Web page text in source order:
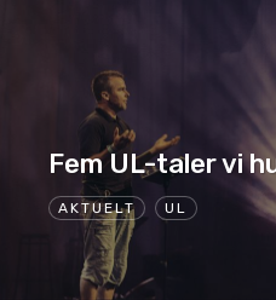
AKTUELT UL
Fem UL-taler vi